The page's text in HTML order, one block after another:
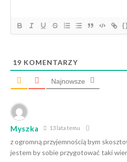
19 KOMENTARZY
Najnowsze
Myszka 13 lata temu
z ogromną przyjemnością bym
jestem by sobie przygotować taki